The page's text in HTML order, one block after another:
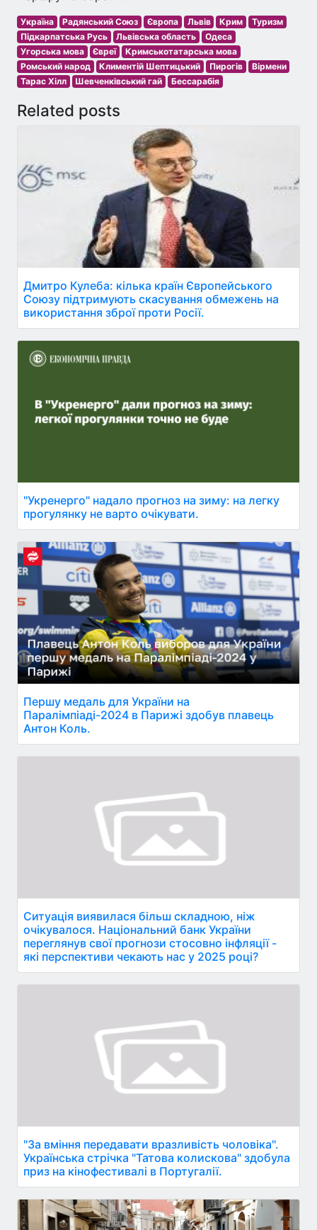
Україна Радянський Союз Європа Львів Крим
Туризм
Підкарпатська Русь
Львівська область
Одеса
Угорська мова
Євреї
Кримськотатарська мова
Ромський народ
Климентій Шептицький Пирогів
Вірмени
Тарас Хілл
Шевченківський гай Бессарабія
Related posts
Дмитро Кулеба: кілька країн Європейського
Союзу підтримують скасування обмежень на
використання зброї проти Росії.
"Укренерго" надало прогноз на зиму: на легку
прогулянку не варто очікувати.
Першу медаль для України на
Паралімпіаді-2024 в Парижі здобув плавець
Антон Коль.
Ситуація виявилася більш складною, ніж
очікувалося. Національний банк України
переглянув свої прогнози стосовно інфляції -
які перспективи чекають нас у 2025 році?
"За вміння передавати вразливість чоловіка".
Українська стрічка "Татова колискова" здобула
приз на кінофестивалі в Португалії.